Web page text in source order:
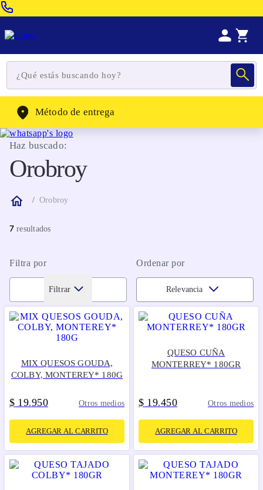
WhatsApp: (302) 262-4104
Método de entrega
Haz buscado:
Orobroy
Orobroy
7
Filtra por Ordenar por
Filtrar Relevancia
MIX QUESOS GOUDA,
COLBY, MONTEREY* 180G
$ 19.950 Otros medios
AGREGAR AL CARRITO
QUESO CUÑA
MONTERREY* 180GR
$ 19.450 Otros medios
AGREGAR AL CARRITO